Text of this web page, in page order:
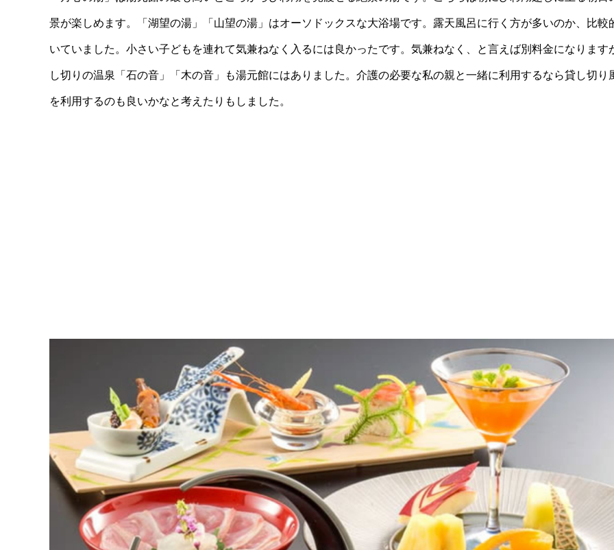
景が楽しめます。「湖望の湯」「山望の湯」はオーソドックスな大浴場です。露天風呂に行く方が多いのか、比較
いていました。小さい子どもを連れて気兼ねなく入るには良かったです。気兼ねなく、と言えば別料金になります
し切りの温泉「石の音」「木の音」も湯元館にはありました。介護の必要な私の親と一緒に利用するなら貸し切り
を利用するのも良いかなと考えたりもしました。